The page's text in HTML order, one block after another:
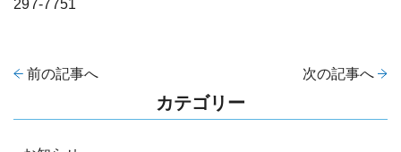
297-7751
前の記事へ 次の記事へ
カテゴリー